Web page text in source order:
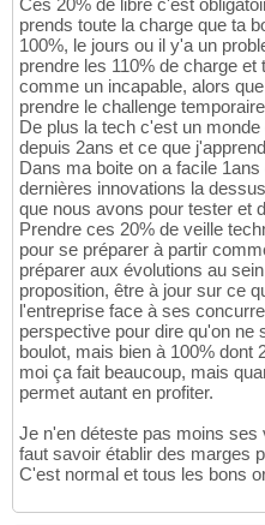
Ces 20% de libre c'est
prends toute la charge que ta
100%, le jours ou il y'a un
prendre les 110% de charge
comme un incapable, alors
prendre le challenge
De plus la tech c'est un
depuis 2ans et ce que
Dans ma boite on a facile
dernières innovations la
que nous avons pour tester et
Prendre ces 20% de veille
pour se préparer à partir
préparer aux évolutions au
proposition, être à jour sur ce
l'entreprise face à ses
perspective pour dire qu'on ne
boulot, mais bien à 100% dont
moi ça fait beaucoup, mais
permet autant en profiter.
Je n'en déteste pas moins
faut savoir établir des marges
C'est normal et tous les bons